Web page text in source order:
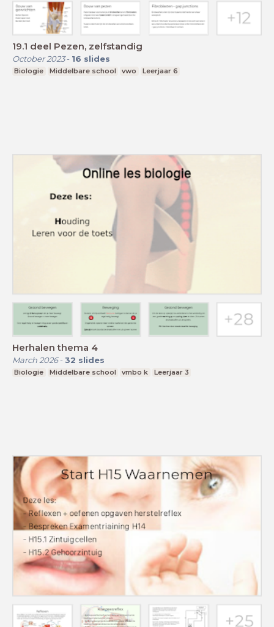
19.1 deel Pezen, zelfstandig
October 2023- 16 slides
Biologie Middelbare school vwo Leerjaar 6
Herhalen thema 4
March 2026- 32 slides
Biologie Middelbare school vmbo k Leerjaar 3